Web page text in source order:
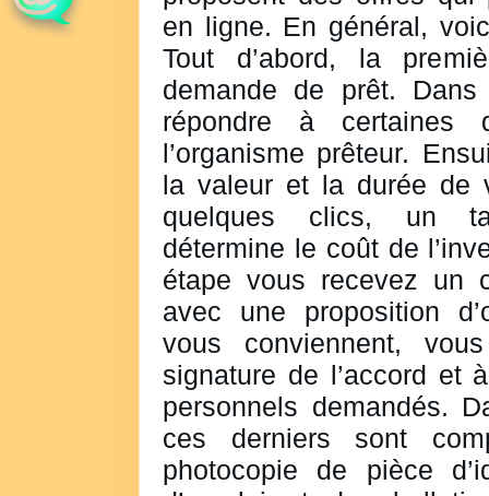
en ligne. En général,
Tout d’abord, la
demande de prêt.
répondre à certaines
l’organisme prêteur.
la valeur et la durée de
quelques clics, un
détermine le coût de
étape vous recevez un
avec une proposition
vous conviennent,
signature de l’accord et
personnels demandés.
ces derniers sont
photocopie de pièce